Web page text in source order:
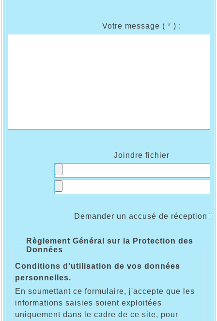
Votre message ( * ) :
Joindre fichier
Demander un accusé de réception
Règlement Général sur la Protection des
Données
Conditions d'utilisation de vos données
personnelles.
En soumettant ce formulaire, j'accepte que les
informations saisies soient exploitées
uniquement dans le cadre de ce site, pour